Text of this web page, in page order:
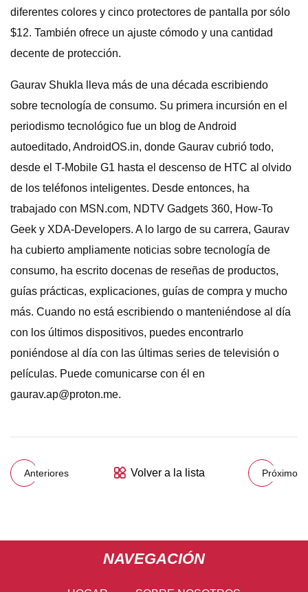
diferentes colores y cinco protectores de pantalla por sólo
$12. También ofrece un ajuste cómodo y una cantidad
decente de protección.
Gaurav Shukla lleva más de una década escribiendo
sobre tecnología de consumo. Su primera incursión en el
periodismo tecnológico fue un blog de Android
autoeditado, AndroidOS.in, donde Gaurav cubrió todo,
desde el T-Mobile G1 hasta el descenso de HTC al olvido
de los teléfonos inteligentes. Desde entonces, ha
trabajado con MSN.com, NDTV Gadgets 360, How-To
Geek y XDA-Developers. A lo largo de su carrera, Gaurav
ha cubierto ampliamente noticias sobre tecnología de
consumo, ha escrito docenas de reseñas de productos,
guías prácticas, explicaciones, guías de compra y mucho
más. Cuando no está escribiendo o manteniéndose al día
con los últimos dispositivos, puedes encontrarlo
poniéndose al día con las últimas series de televisión o
películas. Puede comunicarse con él en
gaurav.ap@proton.me.
Anteriores Volver a la lista Próximo
NAVEGACIÓN